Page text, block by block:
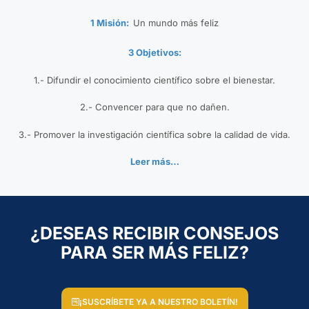
1 Misión: Un mundo más feliz
3 Objetivos:
1.- Difundir el conocimiento científico sobre el bienestar.
2.- Convencer para que no dañen.
3.- Promover la investigación científica sobre la calidad de vida.
Leer más…
¿DESEAS RECIBIR CONSEJOS
PARA SER MÁS FELIZ?
¡SUSCRÍBETE YA A NUESTRO BOLETÍN!